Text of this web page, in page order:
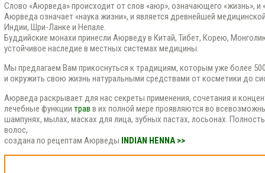
Слово «Аюрведа» происходит от слов «аюр», означающего «жизнь», и
Аюрведа означает «наука жизни», и является древнейшей
Индии, Шри-Ланке и Непале.
Буддийские монахи принесли Аюрведу в Китай, Тибет, Корею,
устойчивое наследие в местных системах медицины.
Мы предлагаем Вам прикоснуться к традициям, которым уже более
и окружить свою жизнь натуральными средствами от косметики до
Аюрведа раскрывает для нас секреты применения, сочетания и
лечебные функции трав в их полной мере проявляются во
шампунях, мылах, масках для лица, зубных пастах, лосьонах.
волос,
создана по рецептам Аюрведы
INDIAN HENNA >>